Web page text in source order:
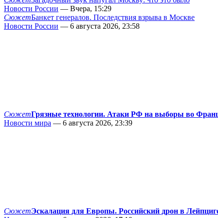
Новости России — Вчера, 15:29
СюжетБанкет генералов. Последствия взрыва в Москве
Новости России — 6 августа 2026, 23:58
СюжетГрязные технологии. Атаки РФ на выборы во
Новости мира — 6 августа 2026, 23:39
СюжетЭскалация для Европы. Российский дрон в